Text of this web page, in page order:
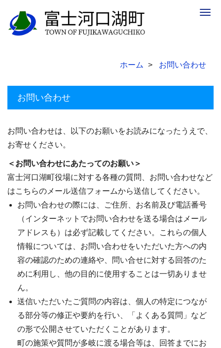
ホーム お問い合わせ
お問い合わせ
お問い合わせは、以下のお願いをお読みになったうえで、
お寄せください。
＜お問い合わせにあたってのお願い＞
富士河口湖町役場に対する各種の質問、お問い合わせなど
はこちらのメール送信フォームから送信してください。
お問い合わせの際には、ご住所、お名前及び電話番号
（インターネットでお問い合わせを送る場合はメール
アドレスも）は必ず記載してください。これらの個人
情報については、お問い合わせをいただいた方への内
容の確認のための連絡や、問い合せに対する回答のた
めに利用し、他の目的に使用することは一切ありませ
ん。
送信いただいたご質問の内容は、個人の特定につなが
る部分等の修正や要約を行い、「よくある質問」など
の形で公開させていただくことがあります。
町の施策や質問が多岐に渡る場合等は、回答までにお